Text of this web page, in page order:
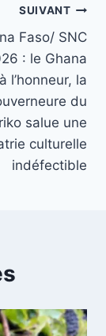
SUIVANT
Faso/ SNC
: le Ghana
à l’honneur, la
du
salue une
culturelle
indéfectible